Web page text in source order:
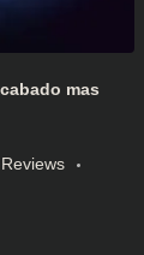
mas
Reviews